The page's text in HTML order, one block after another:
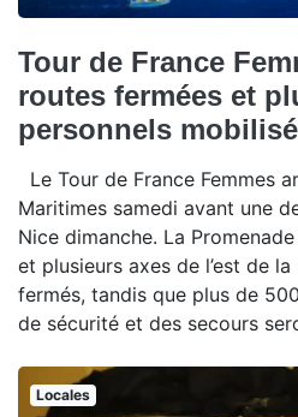
Tour de France
routes fermées et
personnels
Le Tour de France Femmes
Maritimes samedi avant une
Nice dimanche. La
et plusieurs axes de l’est de
fermés, tandis que plus de
de sécurité et des secours
Locales